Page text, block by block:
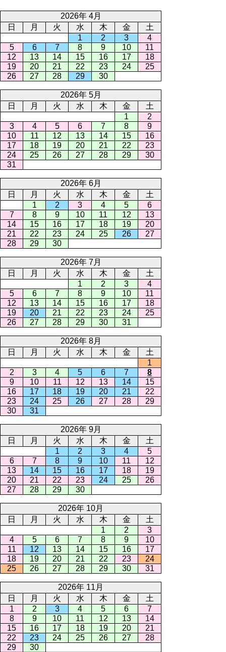
2026年 4月
日
月 火 水 木 金
土
1
2 3
4
5
6 7 8 9 10
11
12
13 14 15 16 17
18
19
20 21 22 23 24
25
26
27 28 29 30
2026年 5月
日
月 火 水 木 金
土
1
2
3
4 5 6 7 8
9
10
11 12 13 14 15
16
17
18 19 20 21 22
23
24
25 26 27 28 29
30
31
2026年 6月
日
月 火 水 木 金
土
1
2 3 4 5
6
7
8 9 10 11 12
13
14
15 16 17 18 19
20
21
22 23 24 25 26
27
28
29 30
2026年 7月
日
月 火 水 木 金
土
1
2 3
4
5
6 7 8 9 10
11
12
13 14 15 16 17
18
19
20 21 22 23 24
25
26
27 28 29 30 31
2026年 8月
日
月 火 水 木 金
土
1
2
3 4 5 6 7
8
9
10 11 12 13 14
15
16
17 18 19 20 21
22
23
24 25 26 27 28
29
30
31
2026年 9月
日
月 火 水 木 金
土
1
2 3 4
5
6
7 8 9 10 11
12
13
14 15 16 17 18
19
20
21 22 23 24 25
26
27
28 29 30
2026年 10月
日
月 火 水 木 金
土
1
2
3
4
5 6 7 8 9
10
11
12 13 14 15 16
17
18
19 20 21 22 23
24
25
26 27 28 29 30 31
2026年 11月
日
月 火 水 木 金
土
1
2 3 4 5 6
7
8
9 10 11 12 13
14
15
16 17 18 19 20
21
22
23 24 25 26 27
28
29
30